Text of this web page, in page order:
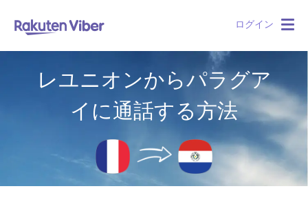
ログイン
レユニオンからパラグア
イに通話する方法